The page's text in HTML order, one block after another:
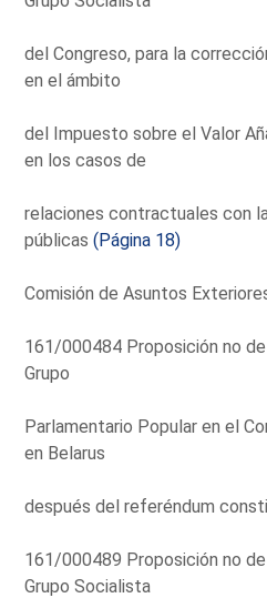
del Congreso, para la
en el ámbito
del Impuesto sobre el Valor
en los casos de
relaciones contractuales con
públicas(Página 18)
Comisión de Asuntos
161/000484 Proposición no
Grupo
Parlamentario Popular en el
en Belarus
después del referéndum
161/000489 Proposición no
Grupo Socialista